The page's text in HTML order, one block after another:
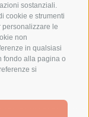
sostanziali.
cookie e strumenti
personalizzare le
non
in qualsiasi
fondo alla pagina o
si
Bonifico
Bancario
LIMITATA - VIALE